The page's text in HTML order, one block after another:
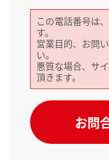
この電話番号は
す。
営業目的、お問
い。
悪質な場合、サ
頂きます。
お問